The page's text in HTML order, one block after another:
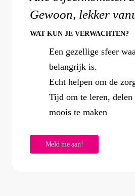
Gewoon, lekker
WAT KUN JE VERWACHTEN?
Een gezellige sfeer
belangrijk is.
Echt helpen om de
Tijd om te leren, delen
moois te maken
Meld me aan!